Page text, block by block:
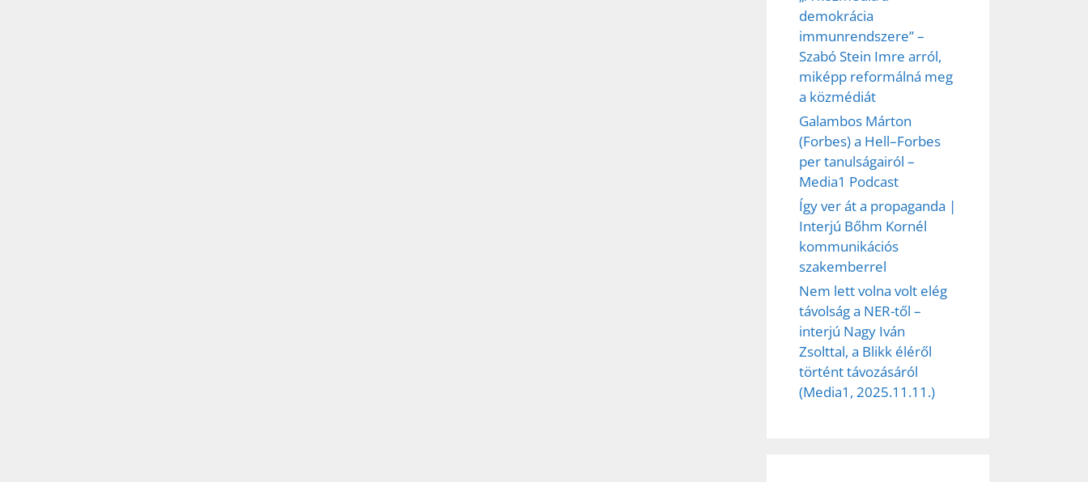
demokrácia
immunrendszere” –
Szabó Stein Imre arról,
miképp reformálná meg
a közmédiát
Galambos Márton
(Forbes) a Hell–Forbes
per tanulságairól –
Media1 Podcast
Így ver át a propaganda |
Interjú Bőhm Kornél
kommunikációs
szakemberrel
Nem lett volna volt elég
távolság a NER-től –
interjú Nagy Iván
Zsolttal, a Blikk éléről
történt távozásáról
(Media1, 2025.11.11.)